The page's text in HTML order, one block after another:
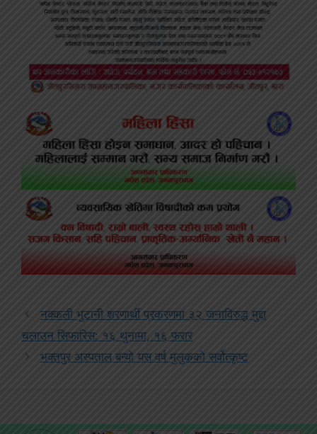
नक्कली भुटानी शरणार्थी प्रकरणमा ३२ जनाविरुद्ध मुद्दा
चलाउन सिफारिस: १६ थुनामा, १६ फरार
भक्तपुर अस्पताल बन्यो यस वर्ष मुलुकको सर्वोत्कृष्ट